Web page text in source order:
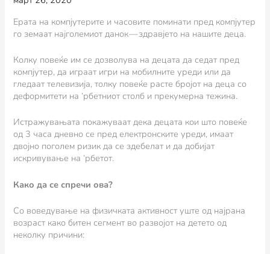
Ерата на компјутерите и часовите поминати пред компјутер
го земаат најголемиот данок — здравјето на нашите деца.
Колку повеќе им се дозволува на децата да седат пред
компјутер, да играат игри на мобилните уреди или да
гледаат телевизија, толку повеќе расте бројот на деца со
деформитети на ‘рбетниот столб и прекумерна тежина.
Истражувањата покажуваат дека децата кои што повеќе
од 3 часа дневно се пред електронските уреди, имаат
двојно поголем ризик да се здебелат и да добијат
искривување на ‘рбетот.
Како да се спречи ова?
Со воведување на физичката активност уште од најрана
возраст како битен сегмент во развојот на детето од
неколку причини: